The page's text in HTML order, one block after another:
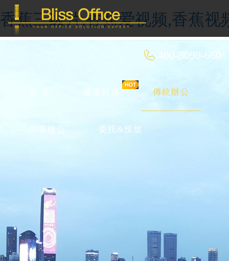
香蕉三级片,香蕉爱视频,香蕉视
400-8090-660
優選好房 傳統辦公
共享辦公 委托&投放